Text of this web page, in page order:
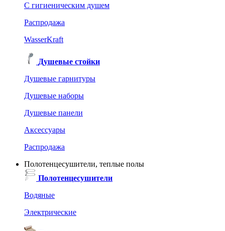
C гигиеническим душем
Распродажа
WasserKraft
Душевые стойки
Душевые гарнитуры
Душевые наборы
Душевые панели
Аксессуары
Распродажа
Полотенцесушители, теплые полы
Полотенцесушители
Водяные
Электрические